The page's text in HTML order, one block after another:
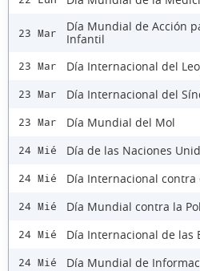
23 Mar
Día Mundial de Acción
Infantil
23 Mar Día Internacional del
23 Mar Día Internacional del
23 Mar Día Mundial del Mol
24 Mié Día de las Naciones
24 Mié Día Internacional contra
24 Mié Día Mundial contra la
24 Mié Día Internacional de las
24 Mié Día Mundial de